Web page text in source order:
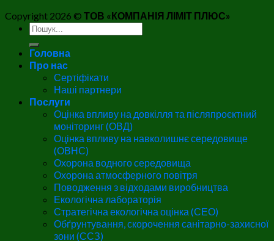
Copyright 2026 © ТОВ «КОМПАНІЯ ЛІМІТ ПЛЮС»
Головна
Про нас
Сертіфікати
Наші партнери
Послуги
Оцінка впливу на довкілля та післяпроєктний
моніторинг (ОВД)
Оцінка впливу на навколишнє середовище
(ОВНС)
Охорона водного середовища
Охорона атмосферного повітря
Поводження з відходами виробництва
Екологічна лабораторія
Стратегічна екологічна оцінка (СЕО)
Обґрунтування, скорочення санітарно-захисної
зони (ССЗ)